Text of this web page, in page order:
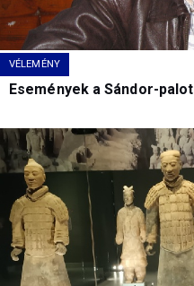
VÉLEMÉNY
Események a Sándor-